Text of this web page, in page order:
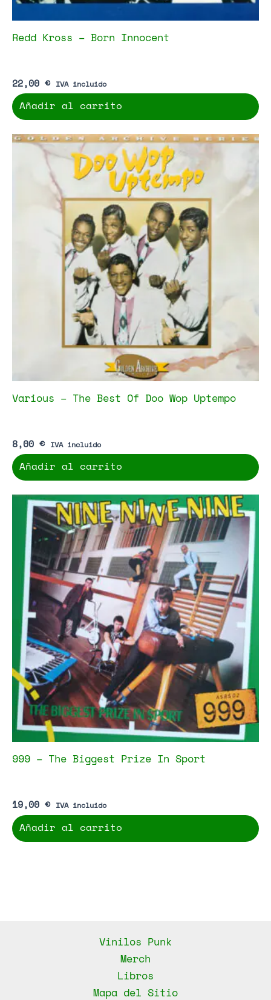
Redd Kross – Born Innocent
22,00 € IVA incluido
Añadir al carrito
Various – The Best Of Doo Wop Uptempo
8,00 € IVA incluido
Añadir al carrito
999 – The Biggest Prize In Sport
19,00 € IVA incluido
Añadir al carrito
Vinilos Punk
Merch
Libros
Mapa del Sitio